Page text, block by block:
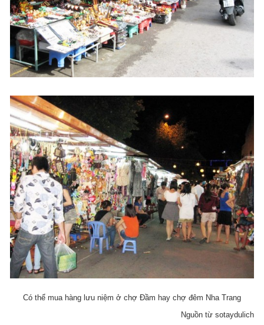
Có thể mua hàng lưu niệm ở chợ Đầm hay chợ đêm Nha Trang
Nguồn từ sotaydulich